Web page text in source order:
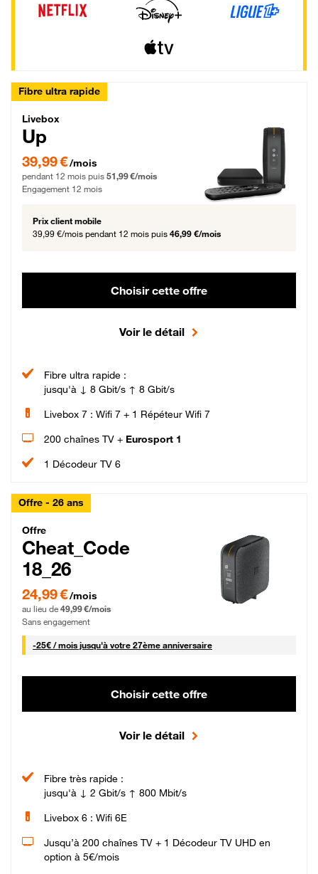
Fibre ultra rapide
Livebox Up Fibre
Livebox
Up
39,99 € par mois pendant 12 mois puis 51,99 € par mois, Engagement 12 mois
39,99 €/mois
pendant 12 mois puis 51,99 €/mois
Engagement 12 mois
Prix client mobile
39,99 €/mois pendant 12 mois puis 46,99 €/mois
Choisir cette offre
Voir le détail
Fibre ultra rapide :
jusqu'à ↓ 8 Gbit/s ↑ 8 Gbit/s
Livebox 7 : Wifi 7 + 1 Répéteur Wifi 7
200 chaînes TV + Eurosport 1
1 Décodeur TV 6
Offre - 26 ans
Cheat_Code Fibre_18_26
Offre
Cheat_Code
18_26
24,99 € par mois pendant 0 mois puis 49,99 € par mois, Sans engagement
24,99 €/mois
au lieu de 49,99 €/mois
Sans engagement
-25€ / mois25 € par mois
jusqu'à votre 27ème anniversaire
Choisir cette offre
Voir le détail
Fibre très rapide :
jusqu'à ↓ 2 Gbit/s ↑ 800 Mbit/s
Livebox 6 : Wifi 6E
Jusqu’à 200 chaînes TV + 1 Décodeur TV UHD en
option à 5€/mois